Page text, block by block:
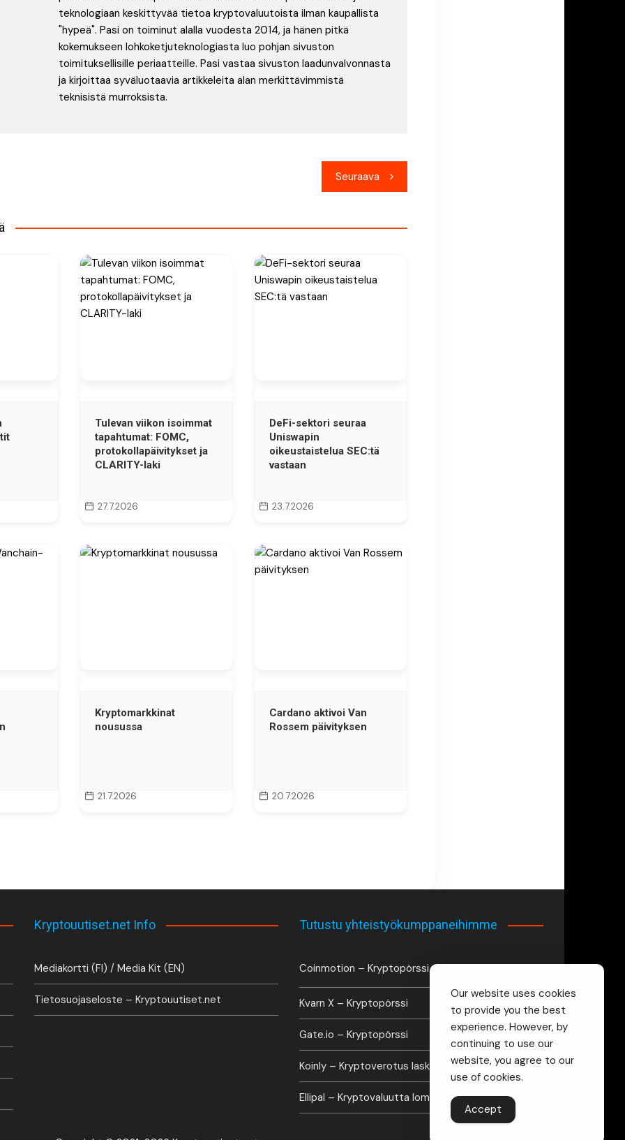
teknologiaan keskittyvää tietoa kryptovaluutoista ilman kaupallista
"hypeä". Pasi on toiminut alalla vuodesta 2014, ja hänen pitkä
kokemukseen lohkoketjuteknologiasta luo pohjan sivuston
toimituksellisille periaatteille. Pasi vastaa sivuston laadunvalvonnasta
ja kirjoittaa syväluotaavia artikkeleita alan merkittävimmistä
teknisistä murroksista.
Seuraava
Tulevan viikon isoimmat
tapahtumat: FOMC,
protokollapäivitykset ja
CLARITY-laki
27.7.2026
DeFi-sektori seuraa
Uniswapin
oikeustaistelua SEC:tä
vastaan
23.7.2026
Kryptomarkkinat
nousussa
21.7.2026
Cardano aktivoi Van
Rossem päivityksen
20.7.2026
Kryptouutiset.net Info
Mediakortti (FI) / Media Kit (EN)
Tietosuojaseloste – Kryptouutiset.net
Tutustu yhteistyökumppaneihimme
Coinmotion – Kryptopörssi
Kvarn X – Kryptopörssi
Gate.io – Kryptopörssi
Koinly – Kryptoverotus laskuri
Ellipal – Kryptovaluutta lompakko
Our website uses cookies
to provide you the best
experience. However, by
continuing to use our
website, you agree to our
use of cookies.
Accept